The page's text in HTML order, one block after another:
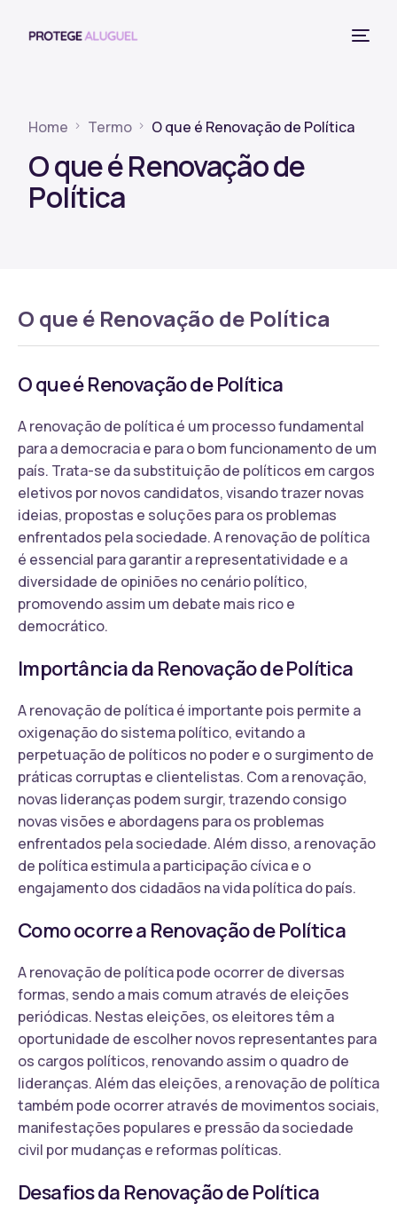
Home Termo O que é Renovação de Política
O que é Renovação de
Política
O que é Renovação de Política
O que é Renovação de Política
A renovação de política é um processo fundamental
para a democracia e para o bom funcionamento de um
país. Trata-se da substituição de políticos em cargos
eletivos por novos candidatos, visando trazer novas
ideias, propostas e soluções para os problemas
enfrentados pela sociedade. A renovação de política
é essencial para garantir a representatividade e a
diversidade de opiniões no cenário político,
promovendo assim um debate mais rico e
democrático.
Importância da Renovação de Política
A renovação de política é importante pois permite a
oxigenação do sistema político, evitando a
perpetuação de políticos no poder e o surgimento de
práticas corruptas e clientelistas. Com a renovação,
novas lideranças podem surgir, trazendo consigo
novas visões e abordagens para os problemas
enfrentados pela sociedade. Além disso, a renovação
de política estimula a participação cívica e o
engajamento dos cidadãos na vida política do país.
Como ocorre a Renovação de Política
A renovação de política pode ocorrer de diversas
formas, sendo a mais comum através de eleições
periódicas. Nestas eleições, os eleitores têm a
oportunidade de escolher novos representantes para
os cargos políticos, renovando assim o quadro de
lideranças. Além das eleições, a renovação de política
também pode ocorrer através de movimentos sociais,
manifestações populares e pressão da sociedade
civil por mudanças e reformas políticas.
Desafios da Renovação de Política